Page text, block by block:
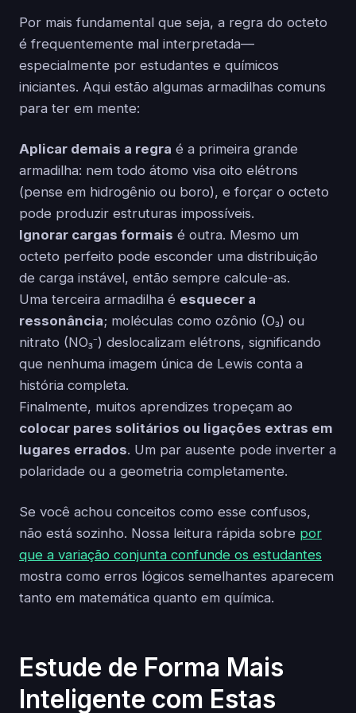
Por mais fundamental que seja, a regra do octeto
é frequentemente mal interpretada—
especialmente por estudantes e químicos
iniciantes. Aqui estão algumas armadilhas comuns
para ter em mente:
Aplicar demais a regra é a primeira grande
armadilha: nem todo átomo visa oito elétrons
(pense em hidrogênio ou boro), e forçar o octeto
pode produzir estruturas impossíveis.
Ignorar cargas formais é outra. Mesmo um
octeto perfeito pode esconder uma distribuição
de carga instável, então sempre calcule-as.
Uma terceira armadilha é esquecer a
ressonância; moléculas como ozônio (O₃) ou
nitrato (NO₃⁻) deslocalizam elétrons, significando
que nenhuma imagem única de Lewis conta a
história completa.
Finalmente, muitos aprendizes tropeçam ao
colocar pares solitários ou ligações extras em
lugares errados. Um par ausente pode inverter a
polaridade ou a geometria completamente.
Se você achou conceitos como esse confusos,
não está sozinho. Nossa leitura rápida sobre por
que a variação conjunta confunde os estudantes
mostra como erros lógicos semelhantes aparecem
tanto em matemática quanto em química.
Estude de Forma Mais
Inteligente com Estas